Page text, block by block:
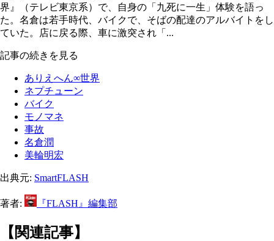
界』（テレビ東京系）で、自身の「九死に一生」体験を語っ
た。名倉は若手時代、バイクで、そばの配達のアルバイトをし
ていた。店に戻る際、車に激突され「...
記事の続きを見る
ありえへん∞世界
ネプチューン
バイク
モノマネ
事故
名倉潤
美輪明宏
出典元: SmartFLASH
著者: 『FLASH』編集部
【関連記事】